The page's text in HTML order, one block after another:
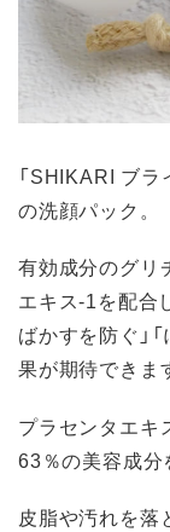
「SHIKARI ブ
の洗顔パック。
有効成分のグリ
エキス-1を配合
ばかすを防ぐ」
果が期待できま
プラセンタエキ
63％の美容成分
皮脂や汚れを落